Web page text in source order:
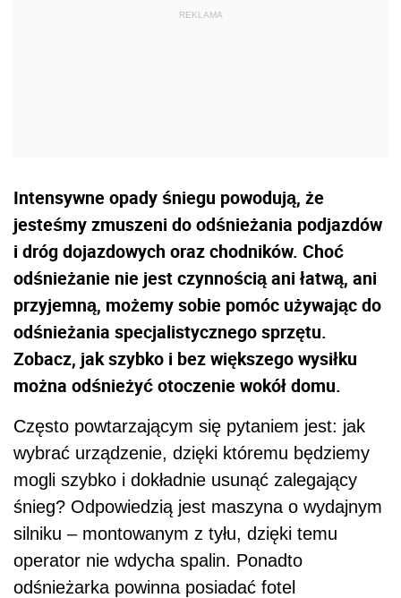
Intensywne opady śniegu powodują, że
jesteśmy zmuszeni do odśnieżania podjazdów
i dróg dojazdowych oraz chodników. Choć
odśnieżanie nie jest czynnością ani łatwą, ani
przyjemną, możemy sobie pomóc używając do
odśnieżania specjalistycznego sprzętu.
Zobacz, jak szybko i bez większego wysiłku
można odśnieżyć otoczenie wokół domu.
Często powtarzającym się pytaniem jest: jak
wybrać urządzenie, dzięki któremu będziemy
mogli szybko i dokładnie usunąć zalegający
śnieg? Odpowiedzią jest maszyna o wydajnym
silniku – montowanym z tyłu, dzięki temu
operator nie wdycha spalin. Ponadto
odśnieżarka powinna posiadać fotel